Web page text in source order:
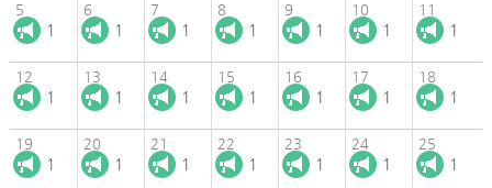
5
1
6
1
7
1
8
1
9
1
10
1
11
1
12
1
13
1
14
1
15
1
16
1
17
1
18
1
19
1
20
1
21
1
22
1
23
1
24
1
25
1